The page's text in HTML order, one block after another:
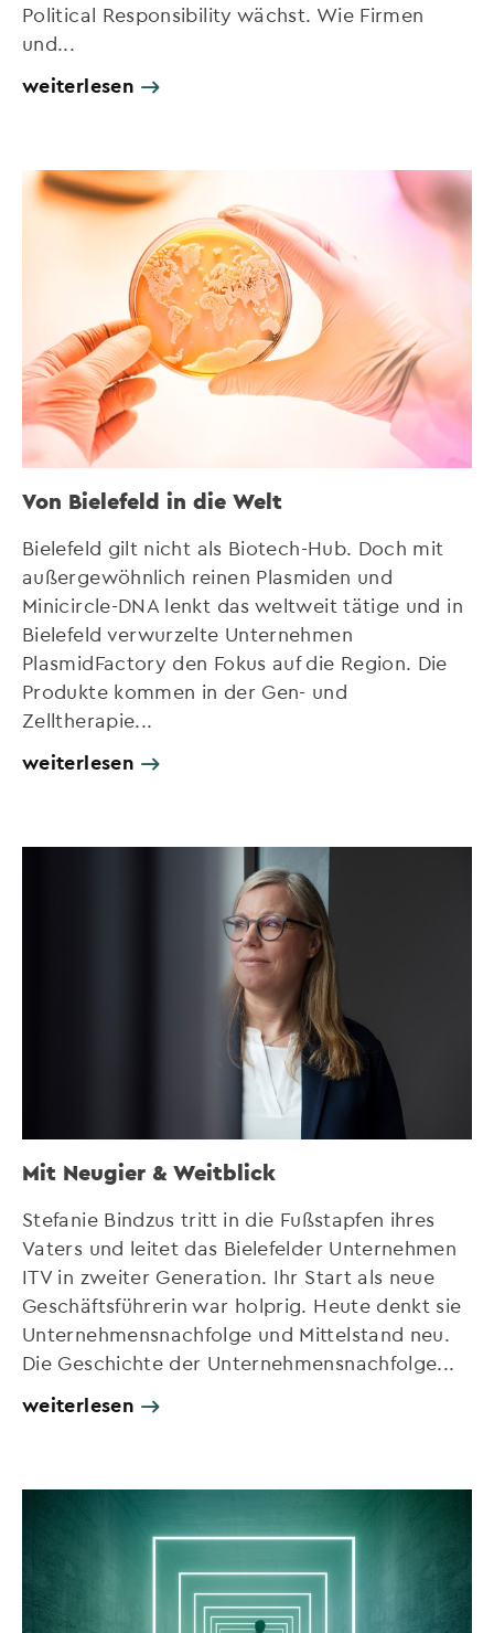
Political Responsibility wächst. Wie Firmen
und...
weiterlesen
Von Bielefeld in die Welt
Bielefeld gilt nicht als Biotech-Hub. Doch mit
außergewöhnlich reinen Plasmiden und
Minicircle-DNA lenkt das weltweit tätige und in
Bielefeld verwurzelte Unternehmen
PlasmidFactory den Fokus auf die Region. Die
Produkte kommen in der Gen- und
Zelltherapie...
weiterlesen
Mit Neugier & Weitblick
Stefanie Bindzus tritt in die Fußstapfen ihres
Vaters und leitet das Bielefelder Unternehmen
ITV in zweiter Generation. Ihr Start als neue
Geschäftsführerin war holprig. Heute denkt sie
Unternehmensnachfolge und Mittelstand neu.
Die Geschichte der Unternehmensnachfolge...
weiterlesen